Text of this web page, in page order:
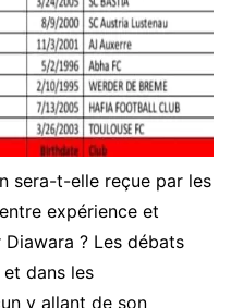
sera-t-elle reçue par les
expérience et
? Les débats
dans les
y allant de son